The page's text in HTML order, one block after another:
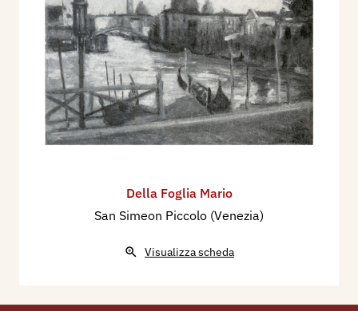
Della Foglia Mario
San Simeon Piccolo (Venezia)
Visualizza scheda